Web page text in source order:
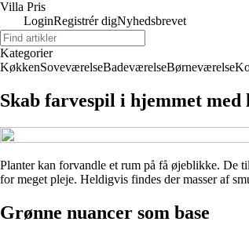
Villa Pris
LoginRegistrér digNyhedsbrevet
Kategorier
KøkkenSoveværelseBadeværelseBørneværelse
Skab farvespil i hjemmet
Planter kan forvandle et rum på få øjeblikke. De
for meget pleje. Heldigvis findes der masser af
Grønne nuancer som base